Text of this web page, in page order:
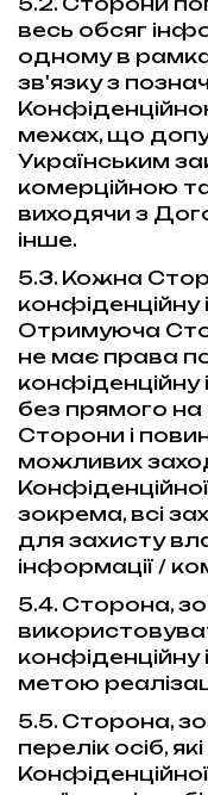
весь обсяг
одному в
зв'язку з
межах, що
Українським
комерційною
виходячи з
інше.
5.3. Кожна
конфіденційну
Отримуюча
не має права
без прямого на
Сторони і
можливих
зокрема, всі
для захисту
інформації /
5.4. Сторона,
метою
5.5. Сторона,
перелік осіб,